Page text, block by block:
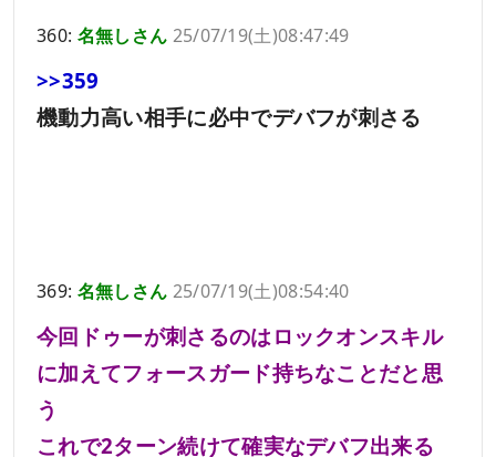
360: 名無しさん 25/07/19(土)08:47:49
>>359
機動力高い相手に必中でデバフが刺さる
369: 名無しさん 25/07/19(土)08:54:40
今回ドゥーが刺さるのはロックオンスキル
に加えてフォースガード持ちなことだと思
う
これで2ターン続けて確実なデバフ出来る